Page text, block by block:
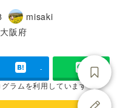
著
者
misaki
大阪府
-
ラムを利用しています